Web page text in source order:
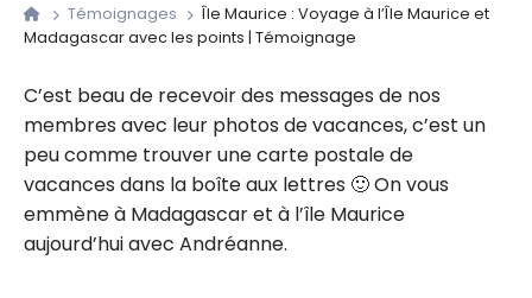
Témoignages
Île Maurice : Voyage à l’Île Maurice et
Madagascar avec les points | Témoignage
C’est beau de recevoir des messages de nos
membres avec leur photos de vacances, c’est un
peu comme trouver une carte postale de
vacances dans la boîte aux lettres 🙂 On vous
emmène à Madagascar et à l’île Maurice
aujourd’hui avec Andréanne.